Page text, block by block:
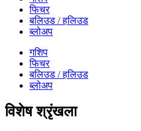
फिचर
बलिउड / हलिउड
ब्लोअप
गशिप
फिचर
बलिउड / हलिउड
ब्लोअप
विशेष श्रृंखला